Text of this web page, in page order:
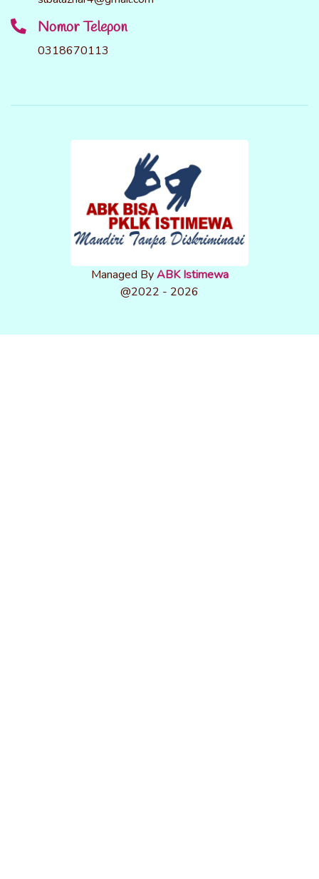
Nomor Telepon
0318670113
Managed ByABK Istimewa
@2022 - 2026